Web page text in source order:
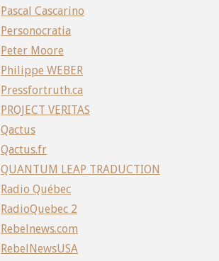
Pascal Cascarino
Personocratia
Peter Moore
Philippe WEBER
Pressfortruth.ca
PROJECT VERITAS
Qactus
Qactus.fr
QUANTUM LEAP TRADUCTION
Radio Québec
RadioQuebec 2
Rebelnews.com
RebelNewsUSA